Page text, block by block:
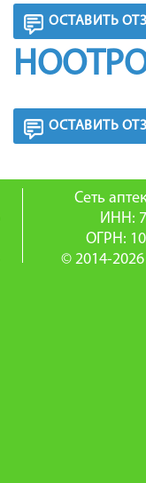
ОСТАВИТЬ
ОСТАВИТЬ
Сеть
ИНН:
ОГРН:
© 2014-